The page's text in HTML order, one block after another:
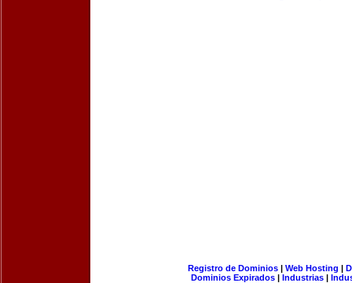
Registro de Dominios| Web Hosting |
Dominios Expirados | Industrias |